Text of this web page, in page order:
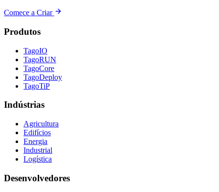
Comece a Criar
Produtos
TagoIO
TagoRUN
TagoCore
TagoDeploy
TagoTiP
Indústrias
Agricultura
Edifícios
Energia
Industrial
Logística
Desenvolvedores